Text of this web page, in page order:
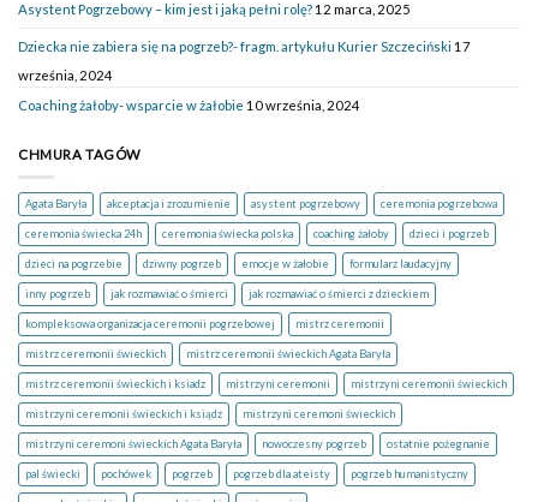
Asystent Pogrzebowy – kim jest i jaką pełni rolę?12 marca, 2025
Dziecka nie zabiera się na pogrzeb?- fragm. artykułu Kurier Szczeciński 17
września, 2024
Coaching żałoby- wsparcie w żałobie 10 września, 2024
CHMURA TAGÓW
Agata Baryła akceptacja i zrozumienie asystent pogrzebowy ceremonia pogrzebowa
ceremonia świecka 24h ceremonia świecka polska coaching żałoby dzieci i pogrzeb
dzieci na pogrzebie dziwny pogrzeb emocje w żałobie formularz laudacyjny
inny pogrzeb jak rozmawiać o śmierci jak rozmawiać o śmierci z dzieckiem
kompleksowa organizacja ceremonii pogrzebowej mistrz ceremonii
mistrz ceremonii świeckich mistrz ceremonii świeckich Agata Baryła
mistrz ceremonii świeckich i ksiadz mistrzyni ceremonii mistrzyni ceremonii świeckich
mistrzyni ceremonii świeckich i ksiądz mistrzyni ceremoni świeckich
mistrzyni ceremoni świeckich Agata Baryła nowoczesny pogrzeb ostatnie pożegnanie
pal świecki pochówek pogrzeb pogrzeb dla ateisty pogrzeb humanistyczny